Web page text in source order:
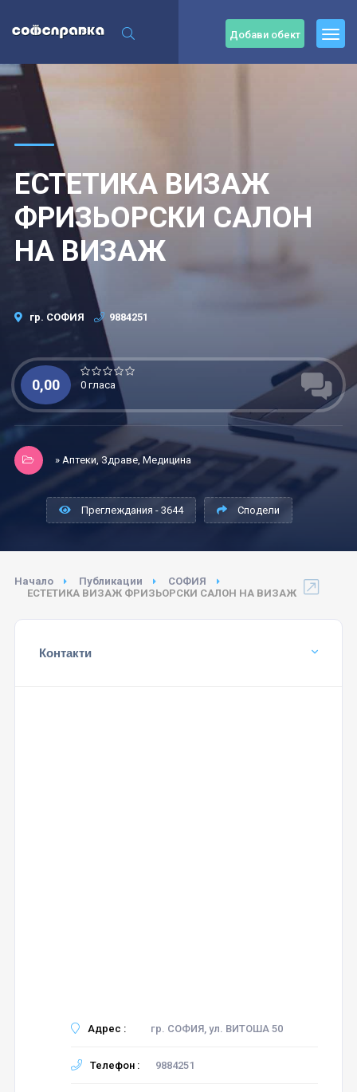
Добави обект
ЕСТЕТИКА ВИЗАЖ
ФРИЗЬОРСКИ САЛОН
НА ВИЗАЖ
гр. СОФИЯ 9884251
0,00 0 гласа
» Аптеки, Здраве, Медицина
Преглеждания - 3644 Сподели
Начало Публикации
СОФИЯ
ЕСТЕТИКА ВИЗАЖ ФРИЗЬОРСКИ САЛОН НА ВИЗАЖ
Контакти
Адрес : гр. СОФИЯ, ул. ВИТОША 50
Телефон : 9884251